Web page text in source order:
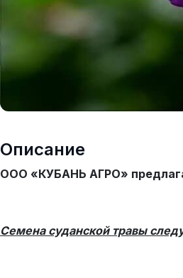
Описание
ООО «КУБАНЬ АГРО»
Семена суданской травы